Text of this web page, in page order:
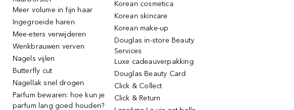
Meer volume in fijn haar
Ingegroeide haren
Mee-eters verwijderen
Wenkbrauwen verven
Nagels vijlen
Butterfly cut
Nagellak snel drogen
Parfum bewaren: hoe kun je
parfum lang goed houden?
Korean cosmetica
Korean skincare
Korean make-up
Douglas in-store Beauty
Services
Luxe cadeauverpakking
Douglas Beauty Card
Click & Collect
Click & Return